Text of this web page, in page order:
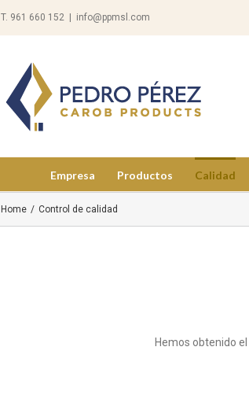
T. 961 660 152 info@ppmsl.com
Empresa Productos Calidad
Home / Control de calidad
Hemos obtenido el